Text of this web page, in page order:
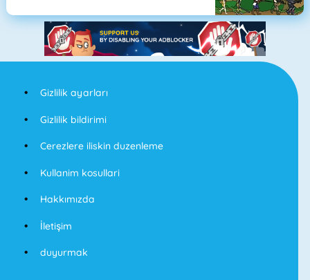
Gizlilik ayarları
Gizlilik bildirimi
Cerezlere iliskin duzenleme
Kullanim kosullari
Hakkımızda
İletişim
duyurmak